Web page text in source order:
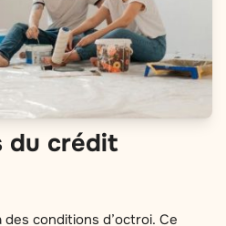
du crédit
conditions d’octroi. Ce